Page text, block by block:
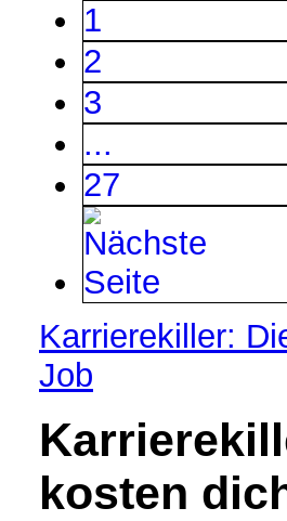
1
2
3
...
27
Karrierekiller:
Job
kosten